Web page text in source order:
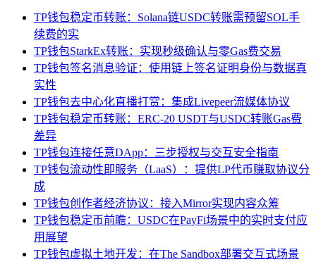
TP钱包稳定币转账：Solana链USDC转账需预留SOL手
续费的实
TP钱包StarkEx转账：实现秒级确认与零Gas费交易
TP钱包签名消息验证：使用链上签名证明身份与数据真
实性
TP钱包去中心化直播打赏：集成Livepeer流媒体协议
TP钱包稳定币转账：ERC-20 USDT与USDC转账Gas费
差异
TP钱包连接任意DApp：三步授权与交互安全指南
TP钱包流动性即服务（LaaS）：提供LP代币赚取协议分
成
TP钱包创作者经济协议：接入Mirror实现内容众筹
TP钱包稳定币前瞻：USDC在PayFi场景中的实时支付应
用展望
TP钱包虚拟土地开发：在The Sandbox部署交互式场景